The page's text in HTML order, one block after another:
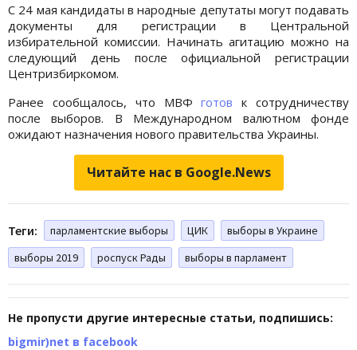
С 24 мая кандидаты в народные депутаты могут подавать
документы для регистрации в Центральной
избирательной комиссии. Начинать агитацию можно на
следующий день после официальной регистрации
Центризбиркомом.
Ранее сообщалось, что МВФготов к сотрудничеству
после выборов. В Международном валютном фонде
ожидают назначения нового правительства Украины.
Читайте нас в Google.News
Теги: парламентские выборы ЦИК
выборы в Украине
выборы 2019
роспуск Рады выборы в парламент
Не пропусти другие интересные статьи, подпишись:
bigmir)net в facebook